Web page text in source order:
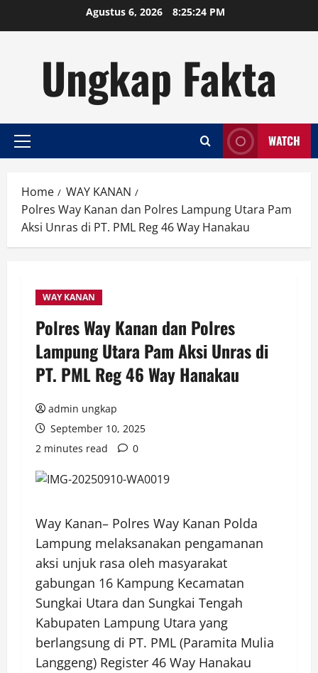
Agustus 6, 2026 8:25:24 PM
Ungkap Fakta
Primary
WATCH
Home
WAY KANAN
Polres Way Kanan dan Polres Lampung Utara Pam
Aksi Unras di PT. PML Reg 46 Way Hanakau
WAY KANAN
Polres Way Kanan dan Polres
Lampung Utara Pam Aksi Unras di
PT. PML Reg 46 Way Hanakau
admin ungkap
September 10, 2025
2 minutes read
0
Way Kanan– Polres Way Kanan Polda
Lampung melaksanakan pengamanan
aksi unjuk rasa oleh masyarakat
gabungan 16 Kampung Kecamatan
Sungkai Utara dan Sungkai Tengah
Kabupaten Lampung Utara yang
berlangsung di PT. PML (Paramita Mulia
Langgeng) Register 46 Way Hanakau